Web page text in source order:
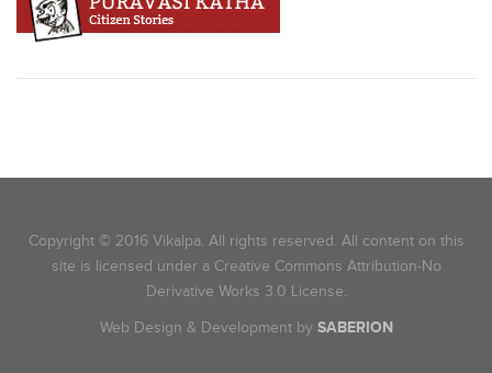
Copyright © 2016 Vikalpa. All rights reserved. All content on this
site is licensed under a Creative Commons Attribution-No
Derivative Works 3.0 License.
Web Design & Development by SABERION